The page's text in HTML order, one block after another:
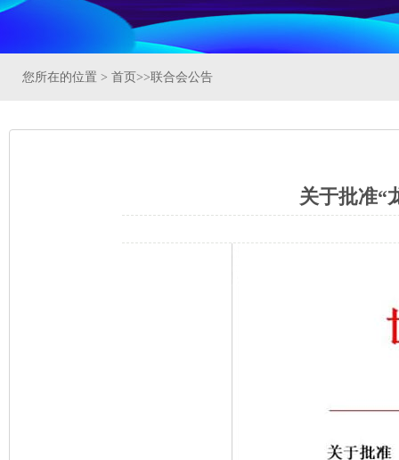
您所在的位置 > 首页 >>联合会公告
关于批准“